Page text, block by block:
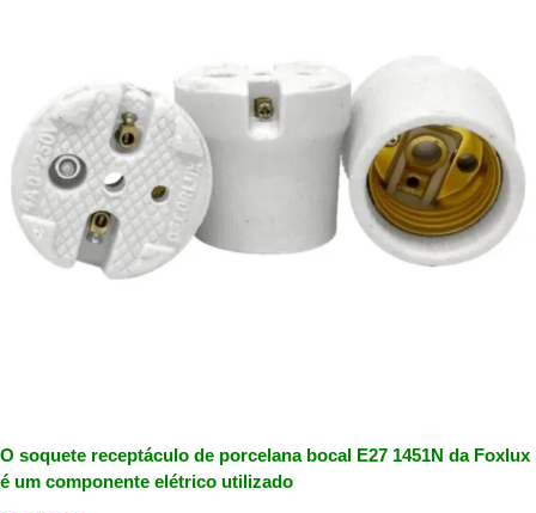
O soquete receptáculo de porcelana bocal E27 1451N da Foxlux
é um componente elétrico utilizado